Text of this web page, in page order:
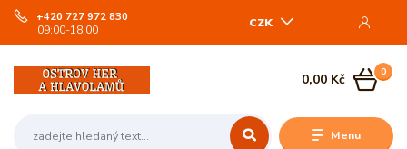
Menu
CZK
+420 727 972 830
09:00-18:00
0
0,00 Kč